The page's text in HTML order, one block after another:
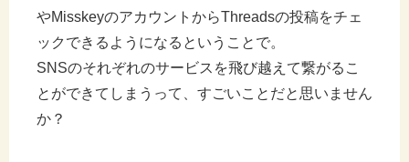
やMisskeyのアカウントからThreadsの投稿をチェ
ックできるようになるということで。
SNSのそれぞれのサービスを飛び越えて繋がるこ
とができてしまうって、すごいことだと思いません
か？